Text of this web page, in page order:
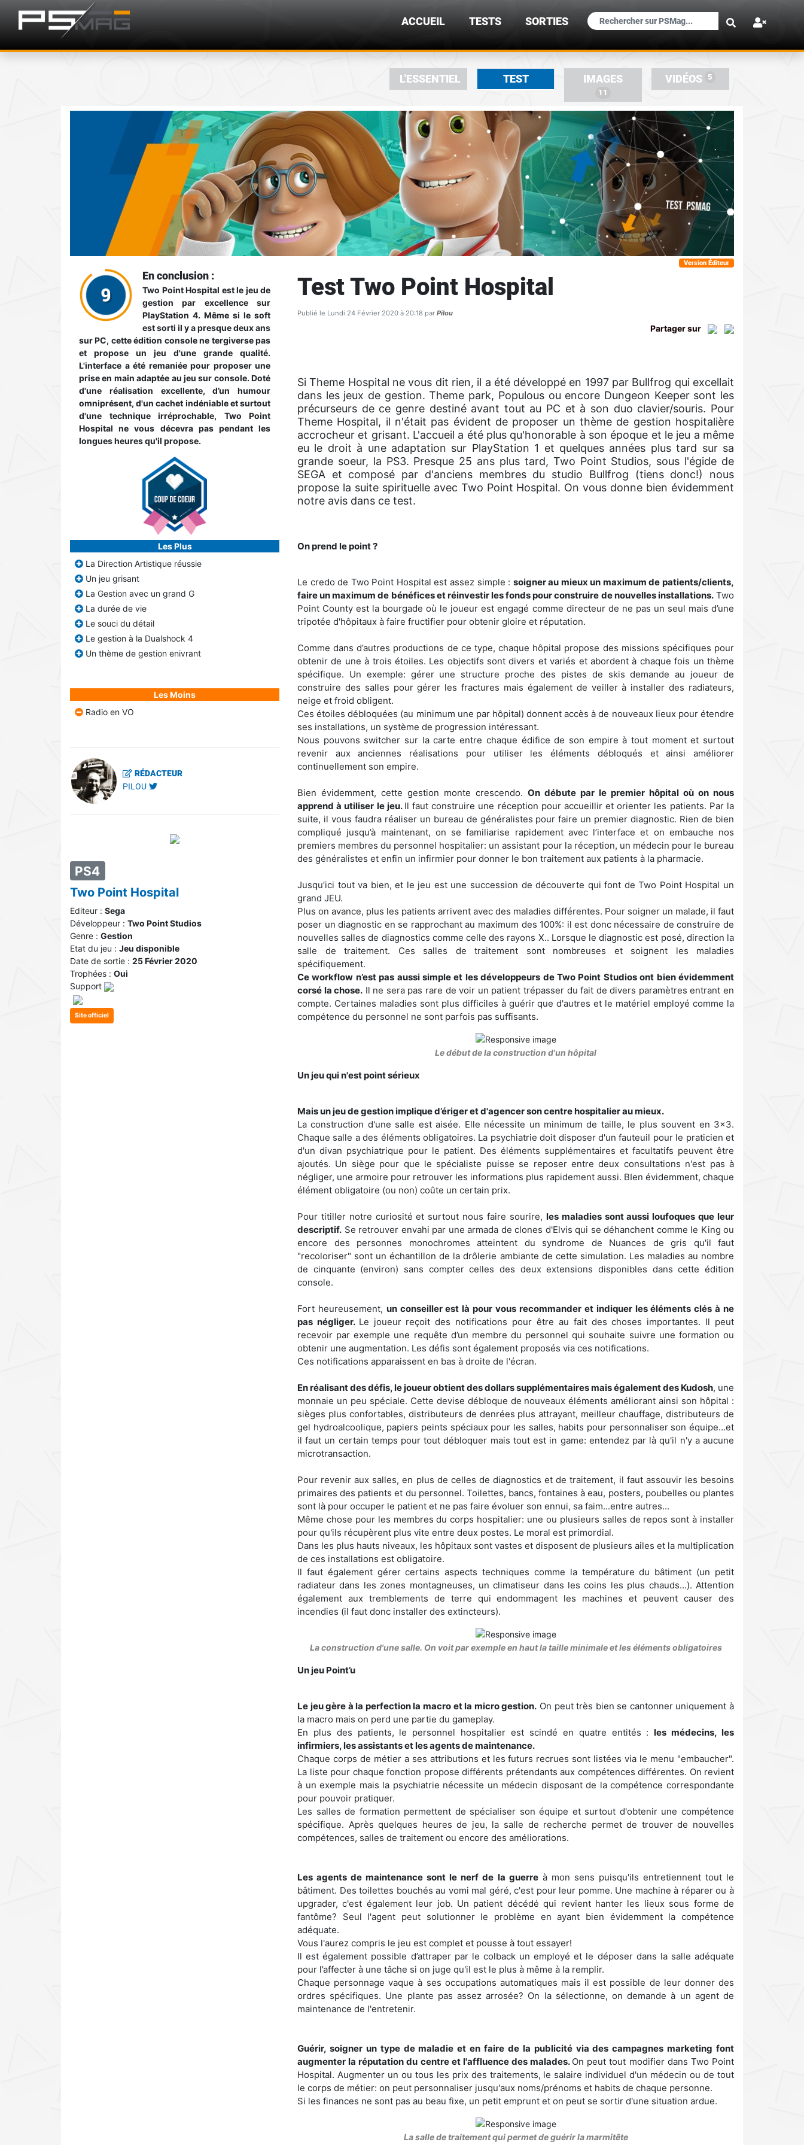
×
ACCUEIL TESTS SORTIES
L'ESSENTIEL TEST IMAGES
11
VIDÉOS 5
En conclusion :
Two Point Hospital est le jeu de
gestion par excellence sur
PlayStation 4. Même si le soft
est sorti il y a presque deux ans
sur PC, cette édition console ne tergiverse pas
et propose un jeu d'une grande qualité.
L'interface a été remaniée pour proposer une
prise en main adaptée au jeu sur console. Doté
d'une réalisation excellente, d’un humour
omniprésent, d'un cachet indéniable et surtout
d'une technique irréprochable, Two Point
Hospital ne vous décevra pas pendant les
longues heures qu'il propose.
Les Plus
La Direction Artistique réussie
Un jeu grisant
La Gestion avec un grand G
La durée de vie
Le souci du détail
Le gestion à la Dualshock 4
Un thème de gestion enivrant
Les Moins
Radio en VO
RÉDACTEUR
PILOU
PS4
Two Point Hospital
Editeur : Sega
Développeur : Two Point Studios
Genre : Gestion
Etat du jeu : Jeu disponible
Date de sortie : 25 Février 2020
Trophées : Oui
Support
Site officiel
Version Éditeur
Test Two Point Hospital
Publié le Lundi 24 Février 2020 à 20:18 par Pilou
Partager sur
Si Theme Hospital ne vous dit rien, il a été développé en 1997 par Bullfrog qui excellait
dans les jeux de gestion. Theme park, Populous ou encore Dungeon Keeper sont les
précurseurs de ce genre destiné avant tout au PC et à son duo clavier/souris. Pour
Theme Hospital, il n'était pas évident de proposer un thème de gestion hospitalière
accrocheur et grisant. L'accueil a été plus qu'honorable à son époque et le jeu a même
eu le droit à une adaptation sur PlayStation 1 et quelques années plus tard sur sa
grande soeur, la PS3. Presque 25 ans plus tard, Two Point Studios, sous l'égide de
SEGA et composé par d'anciens membres du studio Bullfrog (tiens donc!) nous
propose la suite spirituelle avec Two Point Hospital. On vous donne bien évidemment
notre avis dans ce test.
On prend le point ?
Le credo de Two Point Hospital est assez simple : soigner au mieux un maximum de patients/clients,
faire un maximum de bénéfices et réinvestir les fonds pour construire de nouvelles installations.Two
Point County est la bourgade où le joueur est engagé comme directeur de ne pas un seul mais d’une
tripotée d'hôpitaux à faire fructifier pour obtenir gloire et réputation.
Comme dans d’autres productions de ce type, chaque hôpital propose des missions spécifiques pour
obtenir de une à trois étoiles. Les objectifs sont divers et variés et abordent à chaque fois un thème
spécifique. Un exemple: gérer une structure proche des pistes de skis demande au joueur de
construire des salles pour gérer les fractures mais également de veiller à installer des radiateurs,
neige et froid obligent.
Ces étoiles débloquées (au minimum une par hôpital) donnent accès à de nouveaux lieux pour étendre
ses installations, un système de progression intéressant.
Nous pouvons switcher sur la carte entre chaque édifice de son empire à tout moment et surtout
revenir aux anciennes réalisations pour utiliser les éléments débloqués et ainsi améliorer
continuellement son empire.
Bien évidemment, cette gestion monte crescendo. On débute par le premier hôpital où on nous
apprend à utiliser le jeu. Il faut construire une réception pour accueillir et orienter les patients. Par la
suite, il vous faudra réaliser un bureau de généralistes pour faire un premier diagnostic. Rien de bien
compliqué jusqu’à maintenant, on se familiarise rapidement avec l’interface et on embauche nos
premiers membres du personnel hospitalier: un assistant pour la réception, un médecin pour le bureau
des généralistes et enfin un infirmier pour donner le bon traitement aux patients à la pharmacie.
Jusqu’ici tout va bien, et le jeu est une succession de découverte qui font de Two Point Hospital un
grand JEU.
Plus on avance, plus les patients arrivent avec des maladies différentes. Pour soigner un malade, il faut
poser un diagnostic en se rapprochant au maximum des 100%: il est donc nécessaire de construire de
nouvelles salles de diagnostics comme celle des rayons X.. Lorsque le diagnostic est posé, direction la
salle de traitement. Ces salles de traitement sont nombreuses et soignent les maladies
spécifiquement.
Ce workflow n’est pas aussi simple et les développeurs de Two Point Studios ont bien évidemment
corsé la chose. Il ne sera pas rare de voir un patient trépasser du fait de divers paramètres entrant en
compte. Certaines maladies sont plus difficiles à guérir que d'autres et le matériel employé comme la
compétence du personnel ne sont parfois pas suffisants.
Le début de la construction d'un hôpital
Un jeu qui n'est point sérieux
Mais un jeu de gestion implique d’ériger et d'agencer son centre hospitalier au mieux.
La construction d'une salle est aisée. Elle nécessite un minimum de taille, le plus souvent en 3x3.
Chaque salle a des éléments obligatoires. La psychiatrie doit disposer d'un fauteuil pour le praticien et
d'un divan psychiatrique pour le patient. Des éléments supplémentaires et facultatifs peuvent être
ajoutés. Un siège pour que le spécialiste puisse se reposer entre deux consultations n'est pas à
négliger, une armoire pour retrouver les informations plus rapidement aussi. BIen évidemment, chaque
élément obligatoire (ou non) coûte un certain prix.
Pour titiller notre curiosité et surtout nous faire sourire, les maladies sont aussi loufoques que leur
descriptif. Se retrouver envahi par une armada de clones d'Elvis qui se déhanchent comme le King ou
encore des personnes monochromes atteintent du syndrome de Nuances de gris qu'il faut
"recoloriser" sont un échantillon de la drôlerie ambiante de cette simulation. Les maladies au nombre
de cinquante (environ) sans compter celles des deux extensions disponibles dans cette édition
console.
Fort heureusement, un conseiller est là pour vous recommander et indiquer les éléments clés à ne
pas négliger. Le joueur reçoit des notifications pour être au fait des choses importantes. Il peut
recevoir par exemple une requête d’un membre du personnel qui souhaite suivre une formation ou
obtenir une augmentation. Les défis sont également proposés via ces notifications.
Ces notifications apparaissent en bas à droite de l'écran.
En réalisant des défis, le joueur obtient des dollars supplémentaires mais également des Kudosh, une
monnaie un peu spéciale. Cette devise débloque de nouveaux éléments améliorant ainsi son hôpital :
sièges plus confortables, distributeurs de denrées plus attrayant, meilleur chauffage, distributeurs de
gel hydroalcoolique, papiers peints spéciaux pour les salles, habits pour personnaliser son équipe…et
il faut un certain temps pour tout débloquer mais tout est in game: entendez par là qu'il n'y a aucune
microtransaction.
Pour revenir aux salles, en plus de celles de diagnostics et de traitement, il faut assouvir les besoins
primaires des patients et du personnel. Toilettes, bancs, fontaines à eau, posters, poubelles ou plantes
sont là pour occuper le patient et ne pas faire évoluer son ennui, sa faim...entre autres...
Même chose pour les membres du corps hospitalier: une ou plusieurs salles de repos sont à installer
pour qu'ils récupèrent plus vite entre deux postes. Le moral est primordial.
Dans les plus hauts niveaux, les hôpitaux sont vastes et disposent de plusieurs ailes et la multiplication
de ces installations est obligatoire.
Il faut également gérer certains aspects techniques comme la température du bâtiment (un petit
radiateur dans les zones montagneuses, un climatiseur dans les coins les plus chauds...). Attention
également aux tremblements de terre qui endommagent les machines et peuvent causer des
incendies (il faut donc installer des extincteurs).
La construction d'une salle. On voit par exemple en haut la taille minimale et les éléments obligatoires
Un jeu Point’u
Le jeu gère à la perfection la macro et la micro gestion. On peut très bien se cantonner uniquement à
la macro mais on perd une partie du gameplay.
En plus des patients, le personnel hospitalier est scindé en quatre entités :les médecins, les
infirmiers, les assistants et les agents de maintenance.
Chaque corps de métier a ses attributions et les futurs recrues sont listées via le menu "embaucher".
La liste pour chaque fonction propose différents prétendants aux compétences différentes. On revient
à un exemple mais la psychiatrie nécessite un médecin disposant de la compétence correspondante
pour pouvoir pratiquer.
Les salles de formation permettent de spécialiser son équipe et surtout d'obtenir une compétence
spécifique. Après quelques heures de jeu, la salle de recherche permet de trouver de nouvelles
compétences, salles de traitement ou encore des améliorations.
Les agents de maintenance sont le nerf de la guerreà mon sens puisqu'ils entretiennent tout le
bâtiment. Des toilettes bouchés au vomi mal géré, c'est pour leur pomme. Une machine à réparer ou à
upgrader, c'est également leur job. Un patient décédé qui revient hanter les lieux sous forme de
fantôme? Seul l'agent peut solutionner le problème en ayant bien évidemment la compétence
adéquate.
Vous l'aurez compris le jeu est complet et pousse à tout essayer!
Il est également possible d’attraper par le colback un employé et le déposer dans la salle adéquate
pour l’affecter à une tâche si on juge qu'il est le plus à même à la remplir.
Chaque personnage vaque à ses occupations automatiques mais il est possible de leur donner des
ordres spécifiques. Une plante pas assez arrosée? On la sélectionne, on demande à un agent de
maintenance de l'entretenir.
Guérir, soigner un type de maladie et en faire de la publicité via des campagnes marketing font
augmenter la réputation du centre et l'affluence des malades. On peut tout modifier dans Two Point
Hospital. Augmenter un ou tous les prix des traitements, le salaire individuel d'un médecin ou de tout
le corps de métier: on peut personnaliser jusqu'aux noms/prénoms et habits de chaque personne.
Si les finances ne sont pas au beau fixe, un petit emprunt et on peut se sortir d'une situation ardue.
La salle de traitement qui permet de guérir la marmitête